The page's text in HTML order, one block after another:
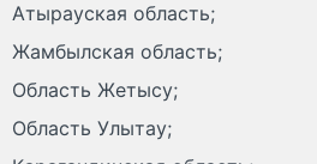
Атырауская область;
Жамбылская область;
Область Жетысу;
Область Улытау;